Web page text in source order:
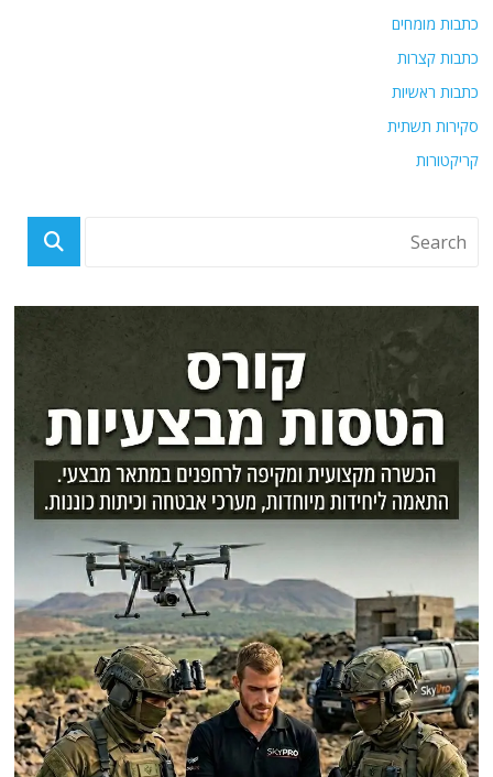
כתבות מומחים
כתבות קצרות
כתבות ראשיות
סקירות תשתית
קריקטורות